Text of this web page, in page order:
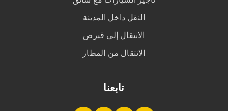
النقل داخل المدينة
الانتقال إلى قبرص
الانتقال من المطار
تابعنا